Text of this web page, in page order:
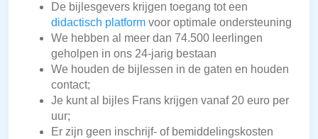
De bijlesgevers krijgen toegang tot een
didactisch platform voor optimale ondersteuning
We hebben al meer dan 74.500 leerlingen
geholpen in ons 24-jarig bestaan
We houden de bijlessen in de gaten en houden
contact;
Je kunt al bijles Frans krijgen vanaf 20 euro per
uur;
Er zijn geen inschrijf- of bemiddelingskosten